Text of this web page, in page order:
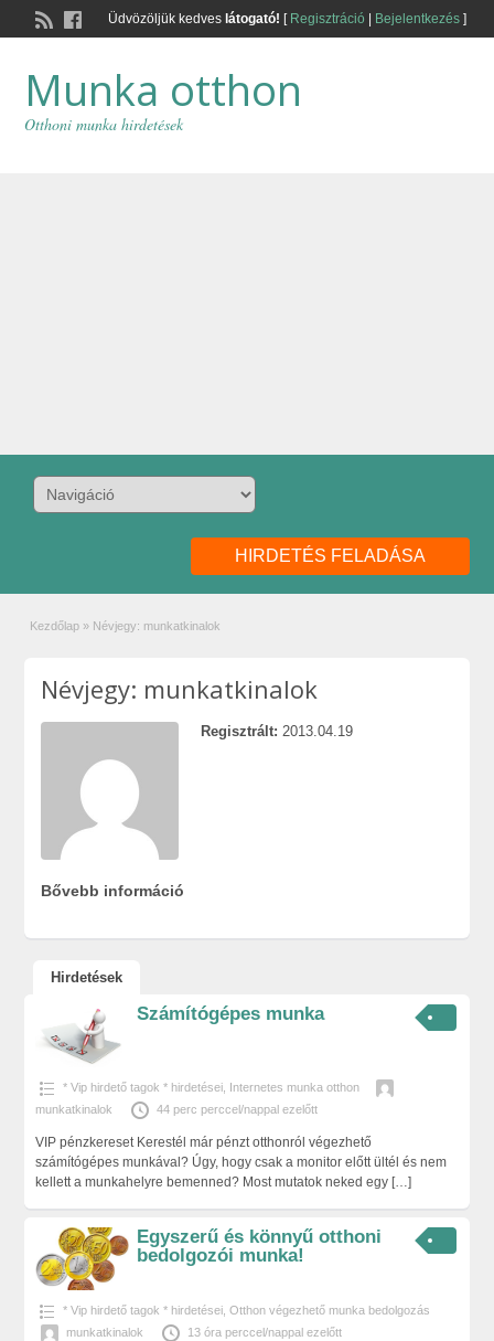
Üdvözöljük kedves látogató! [ Regisztráció Bejelentkezés]
Munka otthon
Otthoni munka hirdetések
HIRDETÉS FELADÁSA
Kezdőlap » Névjegy: munkatkinalok
Névjegy: munkatkinalok
Regisztrált: 2013.04.19
Bővebb információ
Hirdetések
Számítógépes munka
* Vip hirdető tagok * hirdetései, Internetes munka otthon
munkatkinalok
44 perc perccel/nappal ezelőtt
VIP pénzkereset Kerestél már pénzt otthonról végezhető
számítógépes munkával? Úgy, hogy csak a monitor előtt ültél és nem
kellett a munkahelyre bemenned? Most mutatok neked egy […]
Egyszerű és könnyű otthoni
bedolgozói munka!
* Vip hirdető tagok * hirdetései, Otthon végezhető munka bedolgozás
munkatkinalok
13 óra perccel/nappal ezelőtt